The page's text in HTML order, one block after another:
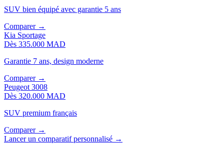
SUV bien équipé avec garantie 5 ans
Comparer →
Kia Sportage
Dès 335.000 MAD
Garantie 7 ans, design moderne
Comparer →
Peugeot 3008
Dès 320.000 MAD
SUV premium français
Comparer →
Lancer un comparatif personnalisé →